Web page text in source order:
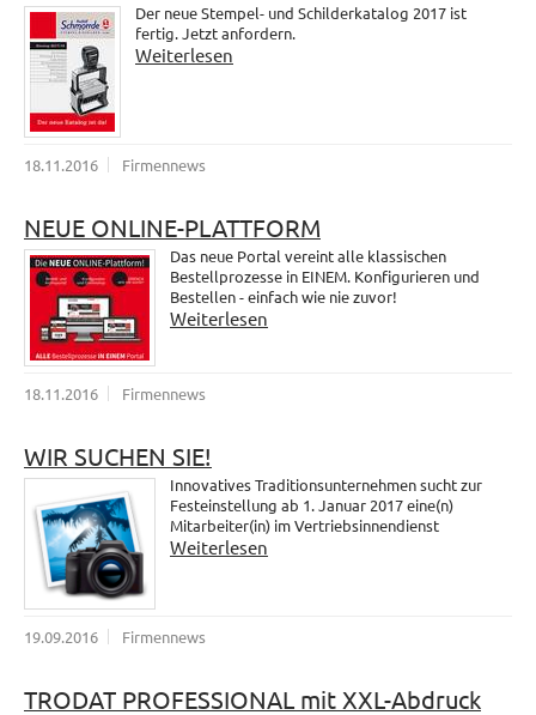
Der neue Stempel- und Schilderkatalog 2017 ist
fertig. Jetzt anfordern.
Weiterlesen
18.11.2016 Firmennews
NEUE ONLINE-PLATTFORM
Das neue Portal vereint alle klassischen
Bestellprozesse in EINEM. Konfigurieren und
Bestellen - einfach wie nie zuvor!
Weiterlesen
18.11.2016 Firmennews
WIR SUCHEN SIE!
Innovatives Traditionsunternehmen sucht zur
Festeinstellung ab 1. Januar 2017 eine(n)
Mitarbeiter(in) im Vertriebsinnendienst
Weiterlesen
19.09.2016 Firmennews
TRODAT PROFESSIONAL mit XXL-Abdruck